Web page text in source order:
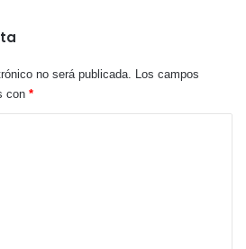
no será publicada. Los campos
con *